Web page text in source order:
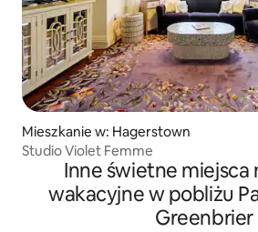
Mieszkanie w: Hagerstown
Studio Violet Femme
Inne świetne miejsca
wakacyjne w pobliżu
Greenbrier